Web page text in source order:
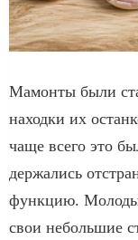
Мамонты были
находки их
чаще всего это
держались
функцию.
свои небольшие